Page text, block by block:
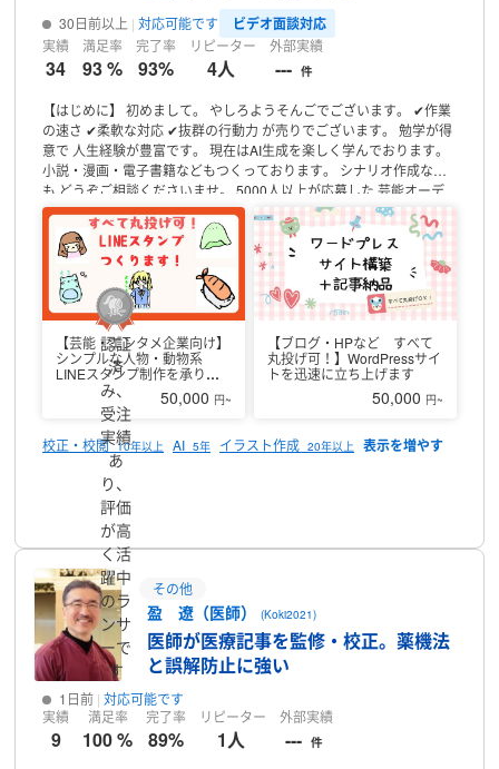
30日前以上 対応可能です ビデオ面談対応
実績
34
満足率
93 %
完了率
93%
リピーター
4人
外部実績
--- 件
【はじめに】 初めまして。 やしろようそんごでございます。
✔作業
の速さ ✔柔軟な対応 ✔抜群の行動力 が売りでございます。
勉学が得
意で 人生経験が豊富です。
現在はAI生成を楽しく学んでおります。
小説・漫画・電子書籍などもつくっております。
シナリオ作成など
も どうぞご相談くださいませ。 5000人以上が応募した 芸能オーデ
ィションに受かりました。芸能活動も行っております。【ご依頼で
解決できること】✔事務作業の効率が上がること ✔ワードプレスの
初期設定ができること✔修正が不要な成果物を納品できること
品が速いこと ✔コア業務に専念できること
✔丁寧なヒアリングでイ
メージ通りのものができること✔問題解決までスムーズに対応可能
なこと✔マニュアル対応・マニュアルなし対応のどちらでも可能な
すべての作業を
におかれましては最適なオンライン秘書としてご利用いただけま
す。【私の強み】作業速度が速く 納品希望日の予定よりも速く仕
上げることが可能でございます。
・ライティング（20年以上の経
・イラスト作成（上記に同じく）
・AI生成（5年以上の経験）
・文章校正・アドバイス（10年以上100人以上の編集経験）
他事務作業（8年以上の経験）などを得意としております。主に20
代以上の女性や男性に向けた
【提案できるもの】
シンプルなものが得意です。
時間以内で納品可能でございます。
PAINT EXなどJPEGまたはPNG形式で納品できます。★ライティン
ググルメ美容日常
どグルメや美容系の体験レビュー等
カジュアルな文体どちらも柔軟に 対応可能でございます。
え 台詞の読み上げなど 叫ぶものはできません。
★その他得意なこと
編集（文章）校正（文章）文章作成シナリオ作成小説ワードプレ
ス電子書籍作成 表紙作成サムネイル作成
をお持ちいただけましたら
初めてのことであっても
きちんと調べてご対応致します。
お願い致します。迅速丁寧に仕上げます！
みいただき、ありがとうございます！
【芸能・エンタメ企業向け】
シンプルな人物・動物系
LINEスタンプ制作を承りま
50,000 円~
【ブログ・HPなど すべて
丸投げ可！】WordPressサイ
トを迅速に立ち上げます
50,000 円~
校正・校閲 10年以上 AI 5年 イラスト作成 20年以上
認証
済
み、
受注
実績
あ
り、
評価
が高
く活
躍中
のラ
ンサ
ーで
す
その他
盈 遼（医師）(Koki2021)
医師が医療記事を監修・校正。薬機法
と誤解防止に強い
1日前 対応可能です
実績
9
満足率
100 %
完了率
89%
リピーター
1人
外部実績
--- 件